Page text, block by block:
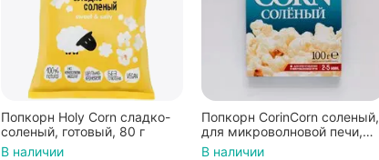
Попкорн Holy Corn сладко-
соленый, готовый, 80 г
В наличии
Попкорн CorinCorn соленый,
для микроволновой печи,
100 г
В наличии